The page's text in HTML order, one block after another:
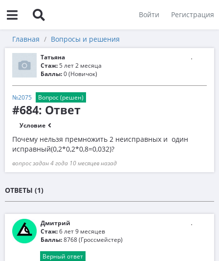
Войти Регистрация
Главная Вопросы и решения
Татьяна
Стаж:5 лет 2 месяца
Баллы:0 (Новичок)
№2075 Вопрос (решен)
#684: Ответ
Условие
Почему нельзя премножить 2 неисправных и один
исправный(0,2*0,2*0,8=0,032)?
вопрос задан 4 года 10 месяцев назад
ОТВЕТЫ (1)
Дмитрий
Стаж:6 лет 9 месяцев
Баллы:8768 (Гроссмейстер)
Верный ответ